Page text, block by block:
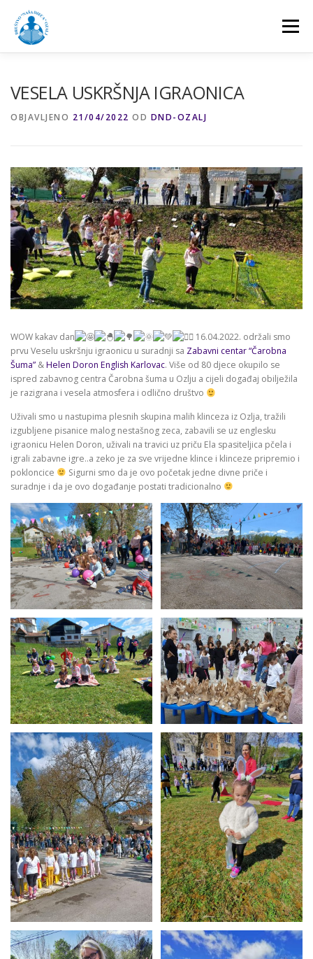
sadržaj
Izbornik
GALERIJA KONTAKT
VESELA USKRŠNJA IGRAONICA
OBJAVLJENO 21/04/2022 OD DND-OZALJ
WOW kakav dan
16.04.2022. održali smo
prvu Veselu uskršnju igraonicu u suradnji sa Zabavni centar “Čarobna
Šuma” &Helen Doron English Karlovac. Više od 80 djece okupilo se
ispred zabavnog centra Čarobna šuma u Ozlju a cijeli događaj obilježila
je razigrana i vesela atmosfera i odlično društvo
Uživali smo u nastupima plesnih skupina malih klinceza iz Ozlja, tražili
izgubljene pisanice malog nestašnog zeca, zabavili se uz englesku
igraonicu Helen Doron, uživali na travici uz priču Ela spasiteljica pčela i
igrali zabavne igre..a zeko je za sve vrijedne klince i klinceze pripremio i
pokloncice
Sigurni smo da je ovo početak jedne divne priče i
suradnje i da je ovo događanje postati tradicionalno